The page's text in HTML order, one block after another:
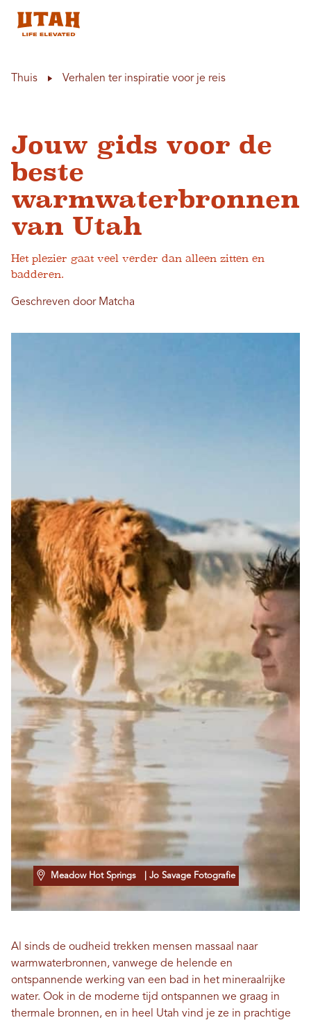
Thuis Verhalen ter inspiratie voor je reis
Jouw gids voor de
beste
warmwaterbronnen
van Utah
Het plezier gaat veel verder dan alleen zitten en
badderen.
Geschreven door Matcha
Meadow Hot Springs | Jo Savage Fotografie
Al sinds de oudheid trekken mensen massaal naar
warmwaterbronnen, vanwege de helende en
ontspannende werking van een bad in het mineraalrijke
water. Ook in de moderne tijd ontspannen we graag in
thermale bronnen, en in heel Utah vind je ze in prachtige